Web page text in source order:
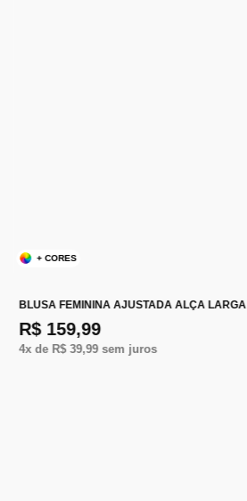
+ CORES
BLUSA FEMININA AJUSTADA ALÇA LARGA
R$ 159,99
4x de R$ 39,99sem juros